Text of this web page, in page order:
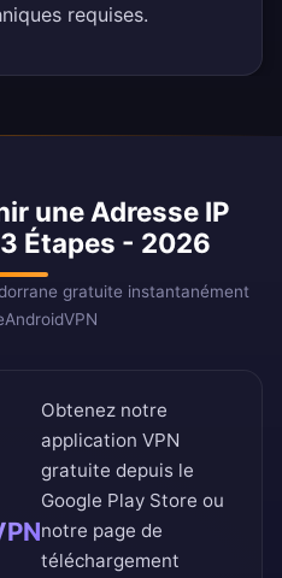
requises.
une Adresse IP
Étapes - 2026
gratuite instantanément
Obtenez notre
application VPN
gratuite depuis le
Google Play Store ou
notre page de
téléchargement